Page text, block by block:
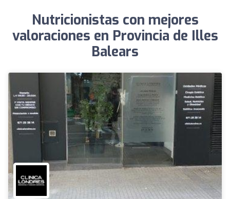
Nutricionistas con mejores
valoraciones en Provincia de Illes
Balears